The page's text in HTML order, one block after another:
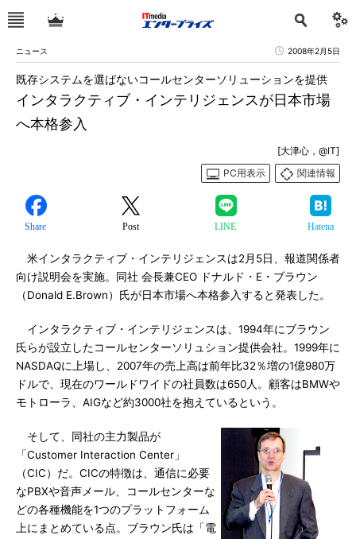
ニュース 2008年2月5日
インタラクティブ・インテリジェンスが日本市場
へ本格参入
既存システムを選ばないコールセンターソリューションを提供
[大津心，@IT]
PC用表示
関連情報
Share Post LINE Hatena
米インタラクティブ・インテリジェンスは2月5日、報道関係者
向け説明会を実施。同社 会長兼CEO ドナルド・E・ブラウン
（Donald E.Brown）氏が日本市場へ本格参入すると発表した。
インタラクティブ・インテリジェンスは、1994年にブラウン
氏らが設立したコールセンターソリュション提供会社。1999年に
NASDAQに上場し、2007年の売上高は前年比32％増の1億980万
ドルで、現在のワールドワイドの社員数は650人。顧客はBMWや
モトローラ、AIGなど約3000社を抱えているという。
そして、同社の主力製品が
「Customer Interaction Center」
（CIC）だ。CICの特徴は、通信に必要
なPBXや音声メール、コールセンターな
どの各種機能を1つのプラットフォーム
上にまとめている点。ブラウン氏は「電